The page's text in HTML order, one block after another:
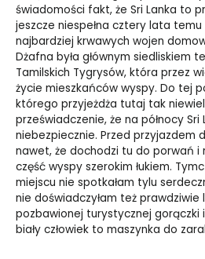
świadomości fakt, że Sri Lanka to
jeszcze niespełna cztery lata temu
najbardziej krwawych wojen
Dżafna była głównym siedliskiem
Tamilskich Tygrysów, która przez
życie mieszkańców wyspy. Do tej
którego przyjeżdża tutaj tak
przeświadczenie, że na północy Sri
niebezpiecznie. Przed przyjazdem
nawet, że dochodzi tu do porwań i
część wyspy szerokim łukiem.
miejscu nie spotkałam tylu
nie doświadczyłam też
pozbawionej turystycznej gorączki
biały człowiek to maszynka do